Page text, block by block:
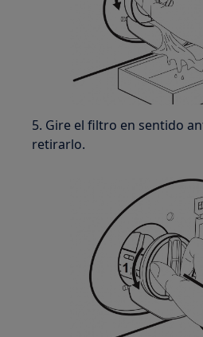
5. Gire el filtro en sentido
retirarlo.